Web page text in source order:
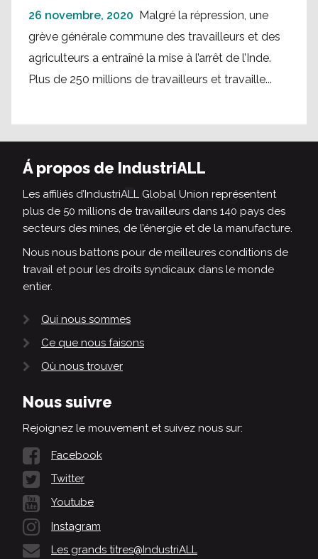
26 novembre, 2020 Malgré la répression, une
grève générale commune des travailleurs et des
agriculteurs a entraîné la mise à l’arrêt de l’Inde.
Plus de 250 millions de travailleurs et travaille...
Á propos de IndustriALL
Les affiliés d’IndustriALL Global Union représentent
plus de 50 millions de travailleurs dans 140 pays des
secteurs des mines, de l’énergie et de la manufacture.
Nous nous battons pour de meilleures conditions de
travail et pour les droits syndicaux dans le monde
entier.
Qui nous sommes
Ce que nous faisons
Où nous trouver
Nous suivre
Rejoignez le mouvement et suivez nous sur:
Facebook
Twitter
Youtube
Instagram
Les grands titres@IndustriALL